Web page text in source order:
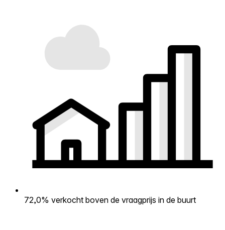
72,0% verkocht boven de vraagprijs in de buurt